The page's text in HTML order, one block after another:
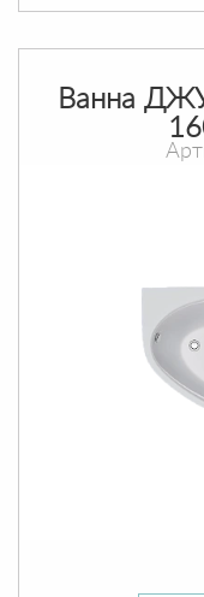
Ванна